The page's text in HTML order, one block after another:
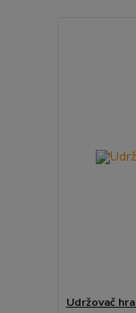
Udržovač